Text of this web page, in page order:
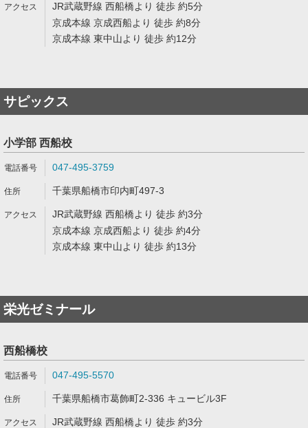
JR武蔵野線 西船橋より 徒歩 約5分
京成本線 京成西船より 徒歩 約8分
京成本線 東中山より 徒歩 約12分
サピックス
小学部 西船校
047-495-3759
千葉県船橋市印内町497-3
JR武蔵野線 西船橋より 徒歩 約3分
京成本線 京成西船より 徒歩 約4分
京成本線 東中山より 徒歩 約13分
栄光ゼミナール
西船橋校
047-495-5570
千葉県船橋市葛飾町2-336 キュービル3F
JR武蔵野線 西船橋より 徒歩 約3分